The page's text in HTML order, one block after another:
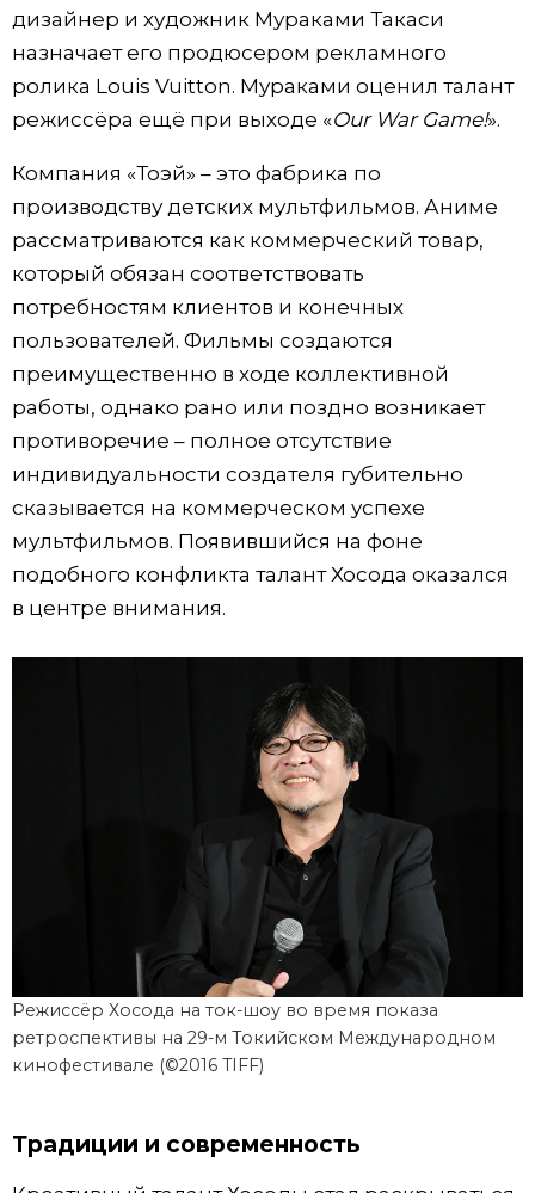
дизайнер и художник Мураками Такаси
назначает его продюсером рекламного
ролика Louis Vuitton. Мураками оценил талант
режиссёра ещё при выходе «Our War Game!».
Компания «Тоэй» – это фабрика по
производству детских мультфильмов. Аниме
рассматриваются как коммерческий товар,
который обязан соответствовать
потребностям клиентов и конечных
пользователей. Фильмы создаются
преимущественно в ходе коллективной
работы, однако рано или поздно возникает
противоречие – полное отсутствие
индивидуальности создателя губительно
сказывается на коммерческом успехе
мультфильмов. Появившийся на фоне
подобного конфликта талант Хосода оказался
в центре внимания.
Режиссёр Хосода на ток-шоу во время показа
ретроспективы на 29-м Токийском Международном
кинофестивале (©2016 TIFF)
Традиции и современность